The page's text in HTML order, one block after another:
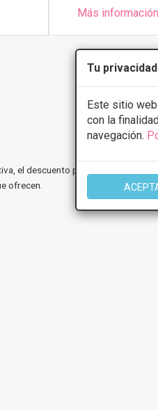
Tu privacidad
Este sitio
con la
navegación.
Más información
el descuento puede variar en
ofrecen.